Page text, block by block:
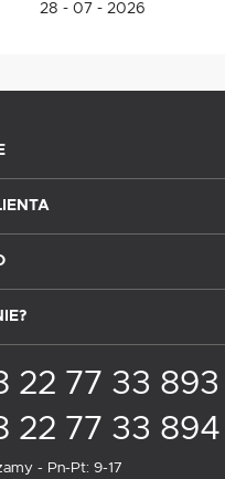
28 - 07 - 2026
22 77 33 893
22 77 33 894
- Pn-Pt: 9-17